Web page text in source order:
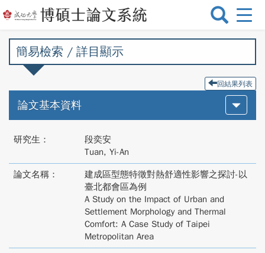
選
切
簡易檢索 / 詳目顯示
回結果列表
論文基本資料
研究生：
段奕安
Tuan, Yi-An
論文名稱：
建成區型態特徵對熱舒適性影響之探討-以
臺北都會區為例
A Study on the Impact of Urban and
Settlement Morphology and Thermal
Comfort: A Case Study of Taipei
Metropolitan Area